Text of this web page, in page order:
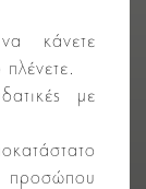
κάνετε
με
προσώπου